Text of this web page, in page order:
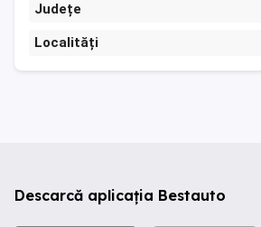
Județe
Localități
Descarcă aplicația Bestauto